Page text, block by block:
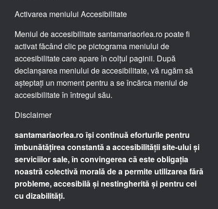
Activarea meniului Accesibilitate
Meniul de accesibilitate santamariaorlea.ro poate fi
activat făcând clic pe pictograma meniului de
accesibilitate care apare în colțul paginii. După
declanșarea meniului de accesibilitate, vă rugăm să
așteptați un moment pentru a se încărca meniul de
accesibilitate în întregul său.
Disclaimer
santamariaorlea.ro își continuă eforturile pentru
îmbunătățirea constantă a accesibilității site-ului și
serviciilor sale, în convingerea că este obligația
noastră colectivă morală de a permite utilizarea fără
probleme, accesibilă și nestingherită și pentru cei
cu dizabilități.